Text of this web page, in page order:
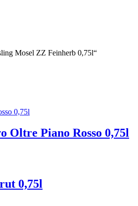
Mosel ZZ Feinherb 0,75l“
Oltre Piano Rosso 0,75l
0,75l